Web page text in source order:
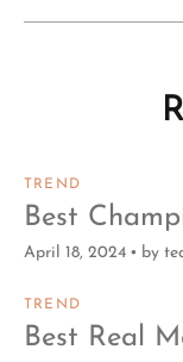
TREND
Best
April 18, 2024 by
TREND
Best Real